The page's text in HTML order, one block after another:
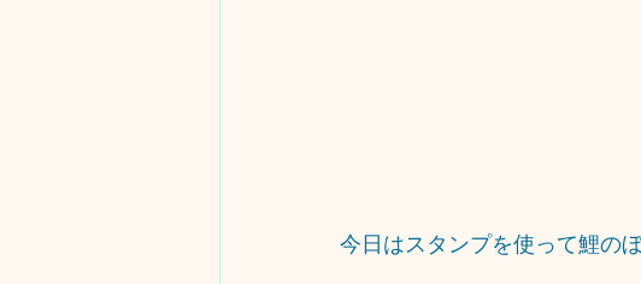
今日はスタンプを使って鯉の